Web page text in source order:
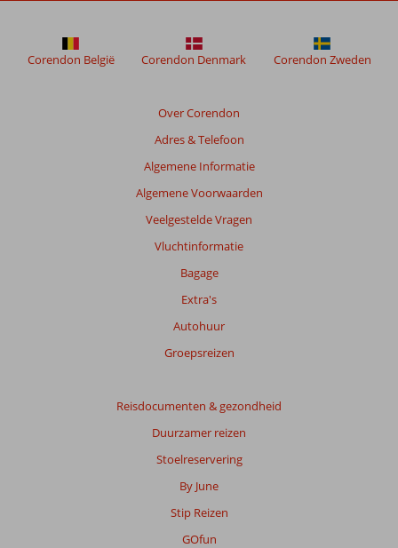
Over Corendon
Adres & Telefoon
Algemene Informatie
Algemene Voorwaarden
Veelgestelde Vragen
Vluchtinformatie
Bagage
Extra's
Autohuur
Groepsreizen
Reisdocumenten & gezondheid
Duurzamer reizen
Stoelreservering
By June
Stip Reizen
GOfun
Corendon België Corendon Denmark Corendon Zweden